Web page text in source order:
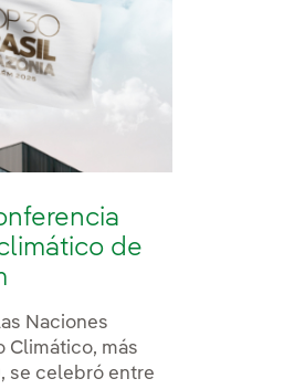
de
Naciones
Climático, más
se celebró entre